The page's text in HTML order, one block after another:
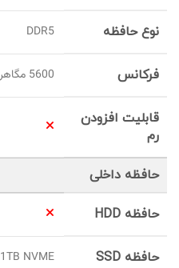
نوع حافظه DDR5
فرکانس 5600 مگاهرتز
قابلیت افزودن
رم
حافظه داخلی
حافظه HDD
حافظه SSD 1TB NVME